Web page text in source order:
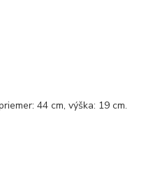
44 cm, výška: 19 cm.